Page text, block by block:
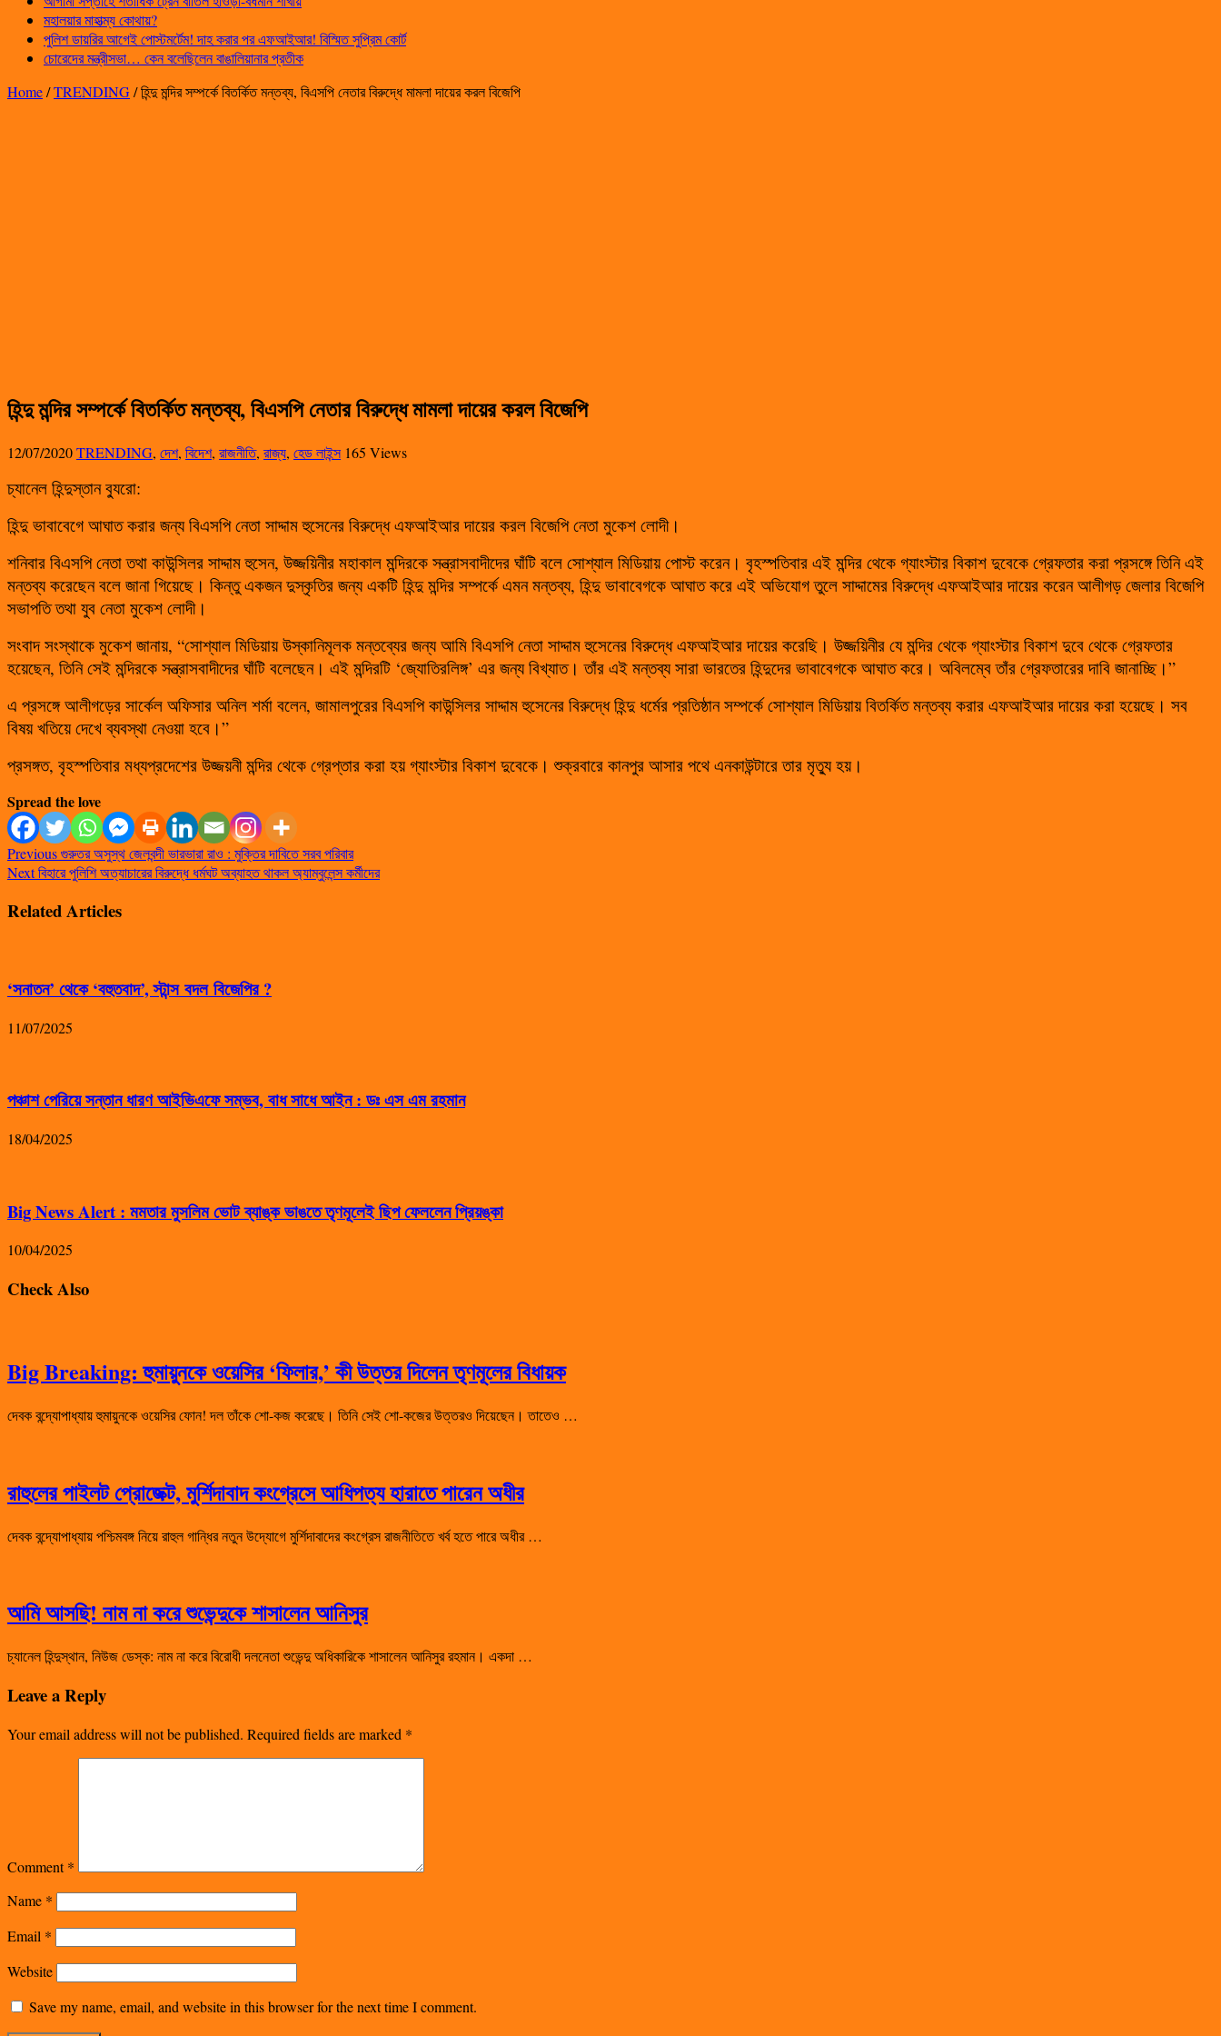
মহালয়ার মাহাত্ম্য কোথায়?
পুলিশ ডায়রির আগেই পোস্টমর্টেম! দাহ করার পর এফআইআর! বিস্মিত সুপ্রিম কোর্ট
চোরেদের মন্ত্রীসভা… কেন বলেছিলেন বাঙালিয়ানার প্রতীক
Home/TRENDING/হিন্দু মন্দির সম্পর্কে বিতর্কিত মন্তব্য, বিএসপি নেতার বিরুদ্ধে মামলা দায়ের করল বিজেপি
হিন্দু মন্দির সম্পর্কে বিতর্কিত মন্তব্য, বিএসপি নেতার বিরুদ্ধে মামলা দায়ের করল বিজেপি
12/07/2020TRENDING, দেশ, বিদেশ, রাজনীতি, রাজ্য, হেড লাইন্স 165 Views
চ্যানেল হিন্দুস্তান ব্যুরো:
হিন্দু ভাবাবেগে আঘাত করার জন্য বিএসপি নেতা সাদ্দাম হুসেনের বিরুদ্ধে এফআইআর দায়ের করল বিজেপি নেতা মুকেশ লোদী।
শনিবার বিএসপি নেতা তথা কাউন্সিলর সাদ্দাম হুসেন, উজ্জয়িনীর মহাকাল মন্দিরকে সন্ত্রাসবাদীদের ঘাঁটি বলে সোশ্যাল মিডিয়ায় পোস্ট করেন। বৃহস্পতিবার এই মন্দির থেকে গ্যাংস্টার বিকাশ দুবেকে গ্রেফতার করা প্রসঙ্গে তিনি এই
মন্তব্য করেছেন বলে জানা গিয়েছে। কিন্তু একজন দুস্কৃতির জন্য একটি হিন্দু মন্দির সম্পর্কে এমন মন্তব্য, হিন্দু ভাবাবেগকে আঘাত করে এই অভিযোগ তুলে সাদ্দামের বিরুদ্ধে এফআইআর দায়ের করেন আলীগড় জেলার বিজেপি
সভাপতি তথা যুব নেতা মুকেশ লোদী।
সংবাদ সংস্থাকে মুকেশ জানায়, “সোশ্যাল মিডিয়ায় উস্কানিমূলক মন্তব্যের জন্য আমি বিএসপি নেতা সাদ্দাম হুসেনের বিরুদ্ধে এফআইআর দায়ের করেছি। উজ্জয়িনীর যে মন্দির থেকে গ্যাংস্টার বিকাশ দুবে থেকে গ্রেফতার
হয়েছেন, তিনি সেই মন্দিরকে সন্ত্রাসবাদীদের ঘাঁটি বলেছেন। এই মন্দিরটি ‘জ্যোতিরলিঙ্গ’ এর জন্য বিখ্যাত। তাঁর এই মন্তব্য সারা ভারতের হিন্দুদের ভাবাবেগকে আঘাত করে। অবিলম্বে তাঁর গ্রেফতারের দাবি জানাচ্ছি।”
এ প্রসঙ্গে আলীগড়ের সার্কেল অফিসার অনিল শর্মা বলেন, জামালপুরের বিএসপি কাউন্সিলর সাদ্দাম হুসেনের বিরুদ্ধে হিন্দু ধর্মের প্রতিষ্ঠান সম্পর্কে সোশ্যাল মিডিয়ায় বিতর্কিত মন্তব্য করার এফআইআর দায়ের করা হয়েছে। সব
বিষয় খতিয়ে দেখে ব্যবস্থা নেওয়া হবে।”
প্রসঙ্গত, বৃহস্পতিবার মধ্যপ্রদেশের উজ্জয়নী মন্দির থেকে গ্রেপ্তার করা হয় গ্যাংস্টার বিকাশ দুবেকে। শুক্রবারে কানপুর আসার পথে এনকাউন্টারে তার মৃত্যু হয়।
Spread the love
Previousগুরুতর অসুস্থ জেলবন্দী ভারভারা রাও : মুক্তির দাবিতে সরব পরিবার
Nextবিহারে পুলিশি অত্যাচারের বিরুদ্ধে ধর্মঘট অব্যাহত থাকল অ্যাম্বুলেন্স কর্মীদের
Related Articles
‘সনাতন’ থেকে ‘বহুতবাদ’, স্টান্স বদল বিজেপির ?
11/07/2025
পঞ্চাশ পেরিয়ে সন্তান ধারণ আইভিএফে সম্ভব, বাধ সাধে আইন : ডঃ এস এম রহমান
18/04/2025
Big News Alert : মমতার মুসলিম ভোট ব্যাঙ্ক ভাঙতে তৃণমূলেই ছিপ ফেললেন প্রিয়ঙ্কা
10/04/2025
Check Also
Big Breaking: হুমায়ুনকে ওয়েসির ‘ফিলার,’ কী উত্তর দিলেন তৃণমূলের বিধায়ক
দেবক বন্দ্যোপাধ্যায় হুমায়ুনকে ওয়েসির ফোন! দল তাঁকে শো-কজ করেছে। তিনি সেই শো-কজের উত্তরও দিয়েছেন। তাতেও …
রাহুলের পাইলট প্রোজেক্ট, মুর্শিদাবাদ কংগ্রেসে আধিপত্য হারাতে পারেন অধীর
দেবক বন্দ্যোপাধ্যায় পশ্চিমবঙ্গ নিয়ে রাহুল গান্ধির নতুন উদ্যোগে মুর্শিদাবাদের কংগ্রেস রাজনীতিতে খর্ব হতে পারে অধীর …
আমি আসছি! নাম না করে শুভেন্দুকে শাসালেন আনিসুর
চ্যানেল হিন্দুস্থান, নিউজ ডেস্ক: নাম না করে বিরোধী দলনেতা শুভেন্দু অধিকারিকে শাসালেন আনিসুর রহমান। একদা …
Leave a Reply
Your email address will not be published. Required fields are marked *
Comment*
Name *
Email *
Website
Save my name, email, and website in this browser for the next time I comment.